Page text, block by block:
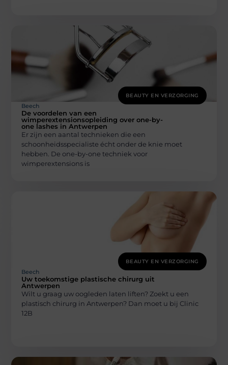
BEAUTY EN VERZORGING
Beech
De voordelen van een
wimperextensionsopleiding over one-by-
one lashes in Antwerpen
Er zijn een aantal technieken die een
schoonheidsspecialiste écht onder de knie moet
hebben. De one-by-one techniek voor
wimperextensions is
BEAUTY EN VERZORGING
Beech
Uw toekomstige plastische chirurg uit
Antwerpen
Wilt u graag uw oogleden laten liften? Zoekt u een
plastisch chirurg in Antwerpen? Dan moet u bij Clinic
12B